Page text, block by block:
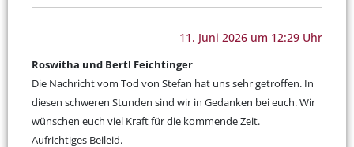
11. Juni 2026 um 12:29 Uhr
Roswitha und Bertl Feichtinger
Die Nachricht vom Tod von Stefan hat uns sehr getroffen. In
diesen schweren Stunden sind wir in Gedanken bei euch. Wir
wünschen euch viel Kraft für die kommende Zeit.
Aufrichtiges Beileid.